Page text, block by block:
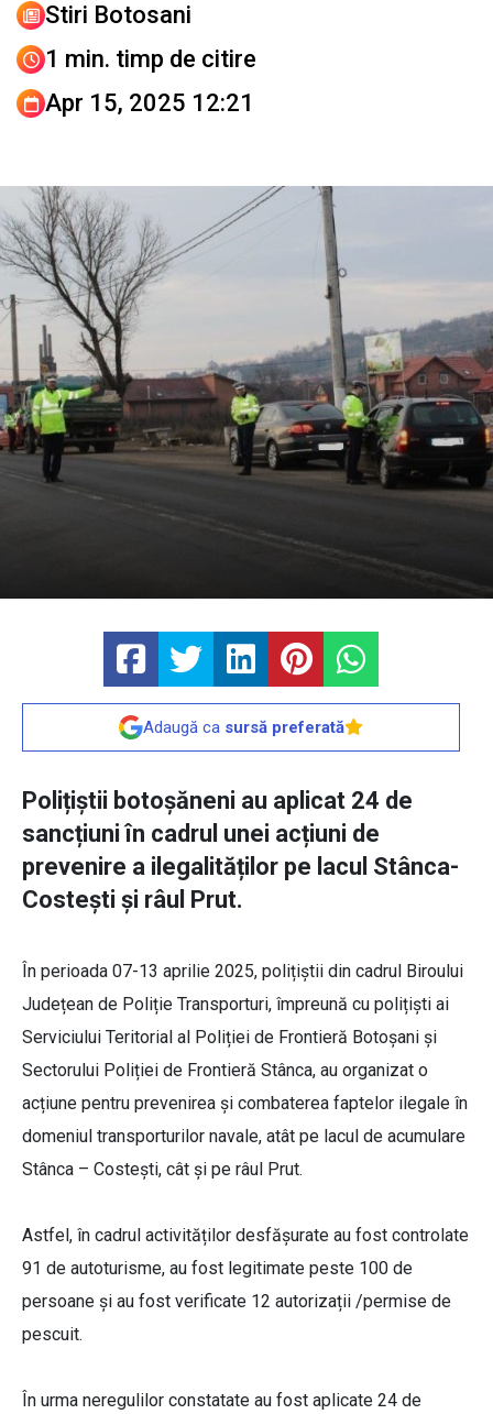
Stiri Botosani
1 min. timp de citire
Apr 15, 2025 12:21
Adaugă ca sursă preferată
Polițiștii botoșăneni au aplicat 24 de
sancțiuni în cadrul unei acțiuni de
prevenire a ilegalităților pe lacul Stânca-
Costești și râul Prut.
În perioada 07-13 aprilie 2025, polițiștii din cadrul Biroului
Județean de Poliție Transporturi, împreună cu polițiști ai
Serviciului Teritorial al Poliției de Frontieră Botoșani și
Sectorului Poliției de Frontieră Stânca, au organizat o
acțiune pentru prevenirea și combaterea faptelor ilegale în
domeniul transporturilor navale, atât pe lacul de acumulare
Stânca – Costești, cât și pe râul Prut.
Astfel, în cadrul activităților desfășurate au fost controlate
91 de autoturisme, au fost legitimate peste 100 de
persoane și au fost verificate 12 autorizații /permise de
pescuit.
În urma neregulilor constatate au fost aplicate 24 de